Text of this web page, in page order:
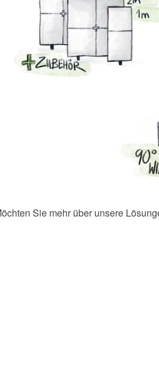
Sie mehr über unsere